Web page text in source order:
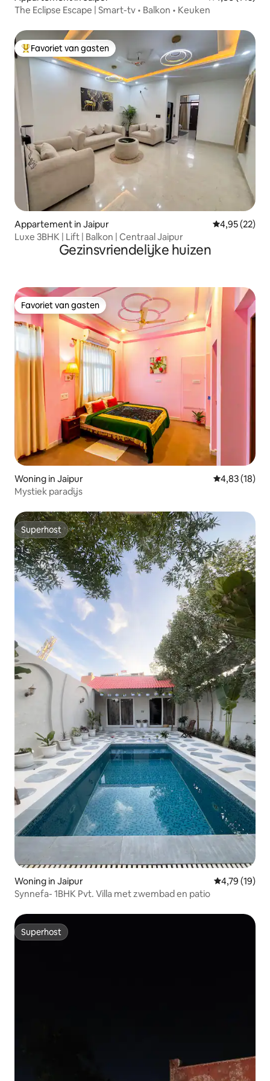
The Eclipse Escape | Smart-tv • Balkon • Keuken
Topfavoriet van gasten
Favoriet van gasten
Appartement in Jaipur Gemiddelde
4,95 (22)
Luxe 3BHK | Lift | Balkon | Centraal Jaipur
Gezinsvriendelijke huizen
Favoriet van gasten
Favoriet van gasten
Woning in Jaipur Gemiddelde
4,83 (18)
Mystiek paradijs
Superhost
Superhost
Woning in Jaipur Gemiddelde
4,79 (19)
Synnefa- 1BHK Pvt. Villa met zwembad en patio
Superhost
Superhost